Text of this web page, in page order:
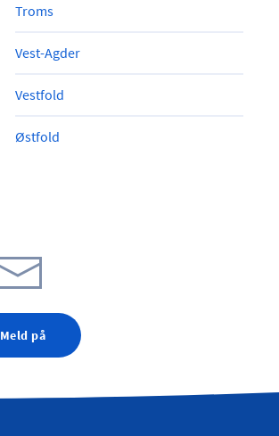
Troms
Vest-Agder
Vestfold
Østfold
Meld på